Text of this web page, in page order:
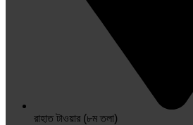
রাহাত টাওয়ার (৮ম তলা)